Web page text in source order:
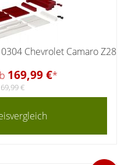
Chevrolet Camaro Z28
169,99 €*
€